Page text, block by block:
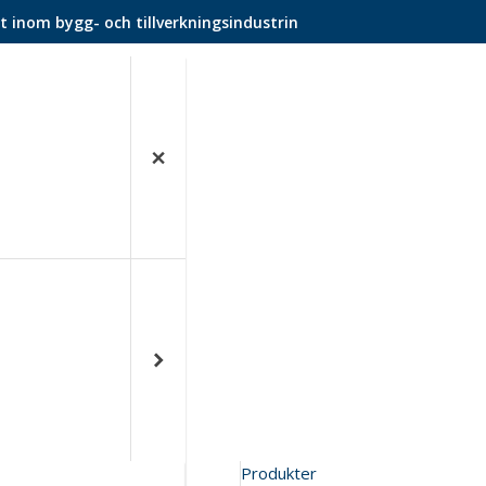
inom bygg- och tillverkningsindustrin
Produkter